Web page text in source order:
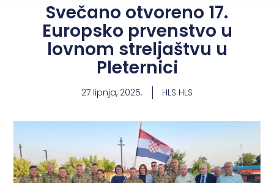
Svečano otvoreno 17.
Europsko prvenstvo u
lovnom streljaštvu u
Pleternici
27 lipnja, 2025. HLS HLS